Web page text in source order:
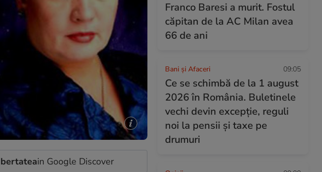
in Google Discover
Franco Baresi a murit. Fostul
căpitan de la AC Milan avea
66 de ani
Bani și Afaceri 09:05
Ce se schimbă de la 1 august
2026 în România. Buletinele
vechi devin excepție, reguli
noi la pensii și taxe pe
drumuri